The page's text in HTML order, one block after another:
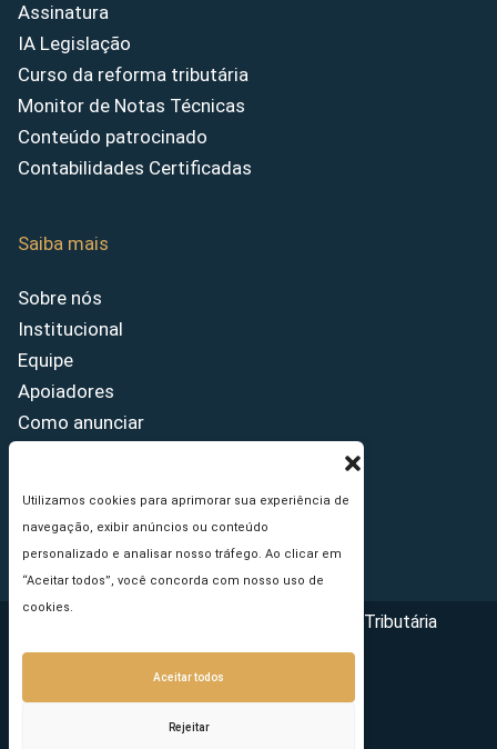
Utilizamos cookies para aprimorar sua experiência de
navegação, exibir anúncios ou conteúdo
personalizado e analisar nosso tráfego. Ao clicar em
“Aceitar todos”, você concorda com nosso uso de
cookies.
Aceitar todos
Rejeitar
Assinatura
IA Legislação
Curso da reforma tributária
Monitor de Notas Técnicas
Conteúdo patrocinado
Contabilidades Certificadas
Saiba mais
Sobre nós
Institucional
Equipe
Apoiadores
Como anunciar
Princípios Editoriais
Copyright © 2026 - Portal da Reforma Tributária